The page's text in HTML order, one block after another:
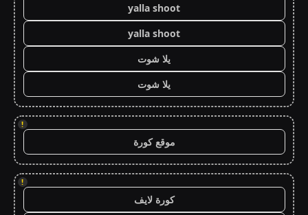
yalla shoot
yalla shoot
يلا شوت
يلا شوت
!
موقع كورة
!
كورة لايف